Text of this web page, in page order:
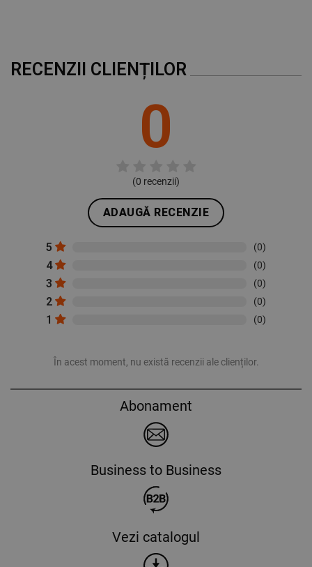
RECENZII CLIENȚILOR
0
(0 recenzii)
ADAUGĂ RECENZIE
5 (0)
4 (0)
3 (0)
2 (0)
1 (0)
În acest moment, nu există recenzii ale clienților.
Abonament
Business to Business
Vezi catalogul